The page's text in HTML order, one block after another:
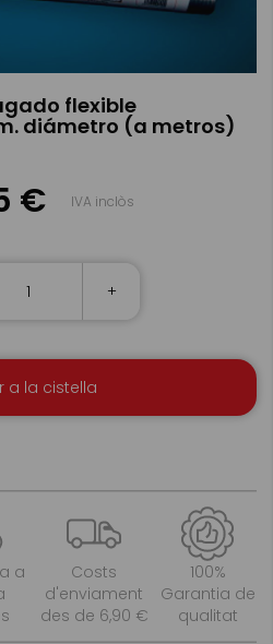
flexible
diámetro (a metros)
€ IVA inclòs
+
a la cistella
a
Costs
d'enviament
des de 6,90 €
100%
Garantia de
qualitat